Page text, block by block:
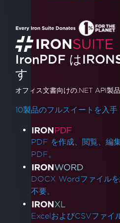
Azure App
ーがコールドスター
Azureコンテナでの
Azure関数をデプロ
たAzure Linux App
Azure Linux App
Azure App
ケージ依存関係の欠
Debian 10 (Buster)
トトラブルシューテ
IronPDF Azure/
問題 (.NET 9/.NET
Debian 12での
Amazon Linux
IronPDF はIRON
す
オフィス文書向けの.NET API製
10製品のフルスイートを入手
製品リンク
PDF を作成、閲覧、編
PDF。
DOCX Wordファイル
不要。
ExcelおよびCSVファイ